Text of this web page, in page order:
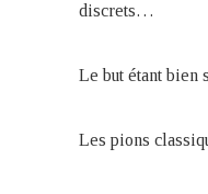
discrets…
Le but étant bien
Les pions